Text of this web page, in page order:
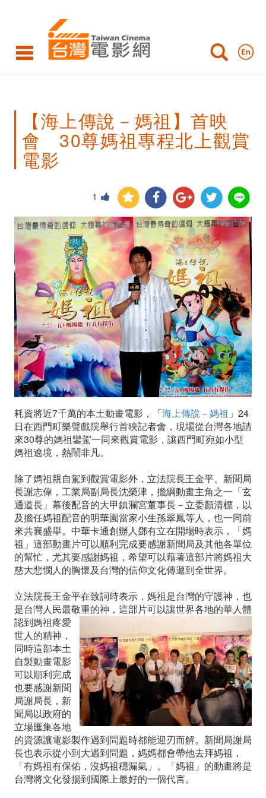
傳
－
祖】
首
會
30
尊
媽
祖
專
程
北
上
觀
賞
電
影
【海上傳說－媽祖】首映
會 30尊媽祖專程北上觀賞
電影
1
耗資將近7千萬的本土動畫電影，「海上傳說－媽祖 」24
日在西門町樂聲戲院舉行首映記者會，現場從台灣各地請
來30尊的媽祖鑾駕一同來觀賞電影，讓西門町宛如小型
媽祖遶境，熱鬧非凡。
除了媽祖親自駕到觀賞電影外，立法院長王金平、新聞局
長謝志偉，工業局副局長沈榮津，擔綱動畫主角之一「玄
通道長」幕後配音的大甲鎮瀾宮董事長－立委顏清標，以
及擔任媽祖配音的明華園當家小生孫翠鳳等人，也一同前
來共襄盛舉。中華卡通創辦人鄧有立在開場時表示，「媽
祖」這部動畫片可以順利完成要感謝新聞局及其他各單位
的幫忙，尤其要感謝媽祖，希望可以藉著這部片將媽祖大
慈大悲憫人的胸懷及台灣的信仰文化傳遞到全世界。
立法院長王金平在致詞時表示，媽祖是台灣的守護神，也
是台灣人民最敬重的神，這部片可以讓世界各地的華人體
認到媽祖疼愛
世人的精神，
同時這部本土
自製動畫電影
可以順利完成
也要感謝新聞
局謝局長，新
聞局以政府的
立場匯集各地
的資源讓電影製作遇到問題時都能迎刃而解。新聞局謝局
長也表示從小到大遇到問題，媽媽都會帶他去拜媽祖，
「有媽祖有保佑，沒媽祖穩漏氣」。「媽祖」的動畫將是
台灣將文化發揚到國際上最好的一個代言。